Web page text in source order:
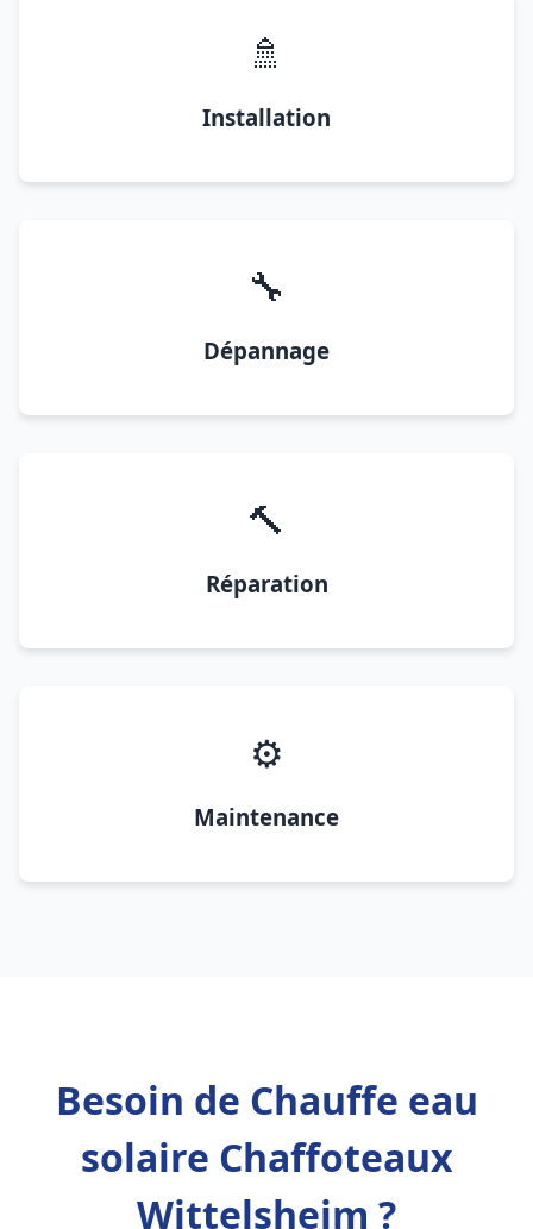
🚿
Installation
🔧
Dépannage
🔨
Réparation
⚙️
Maintenance
Besoin de Chauffe eau
solaire Chaffoteaux
Wittelsheim ?